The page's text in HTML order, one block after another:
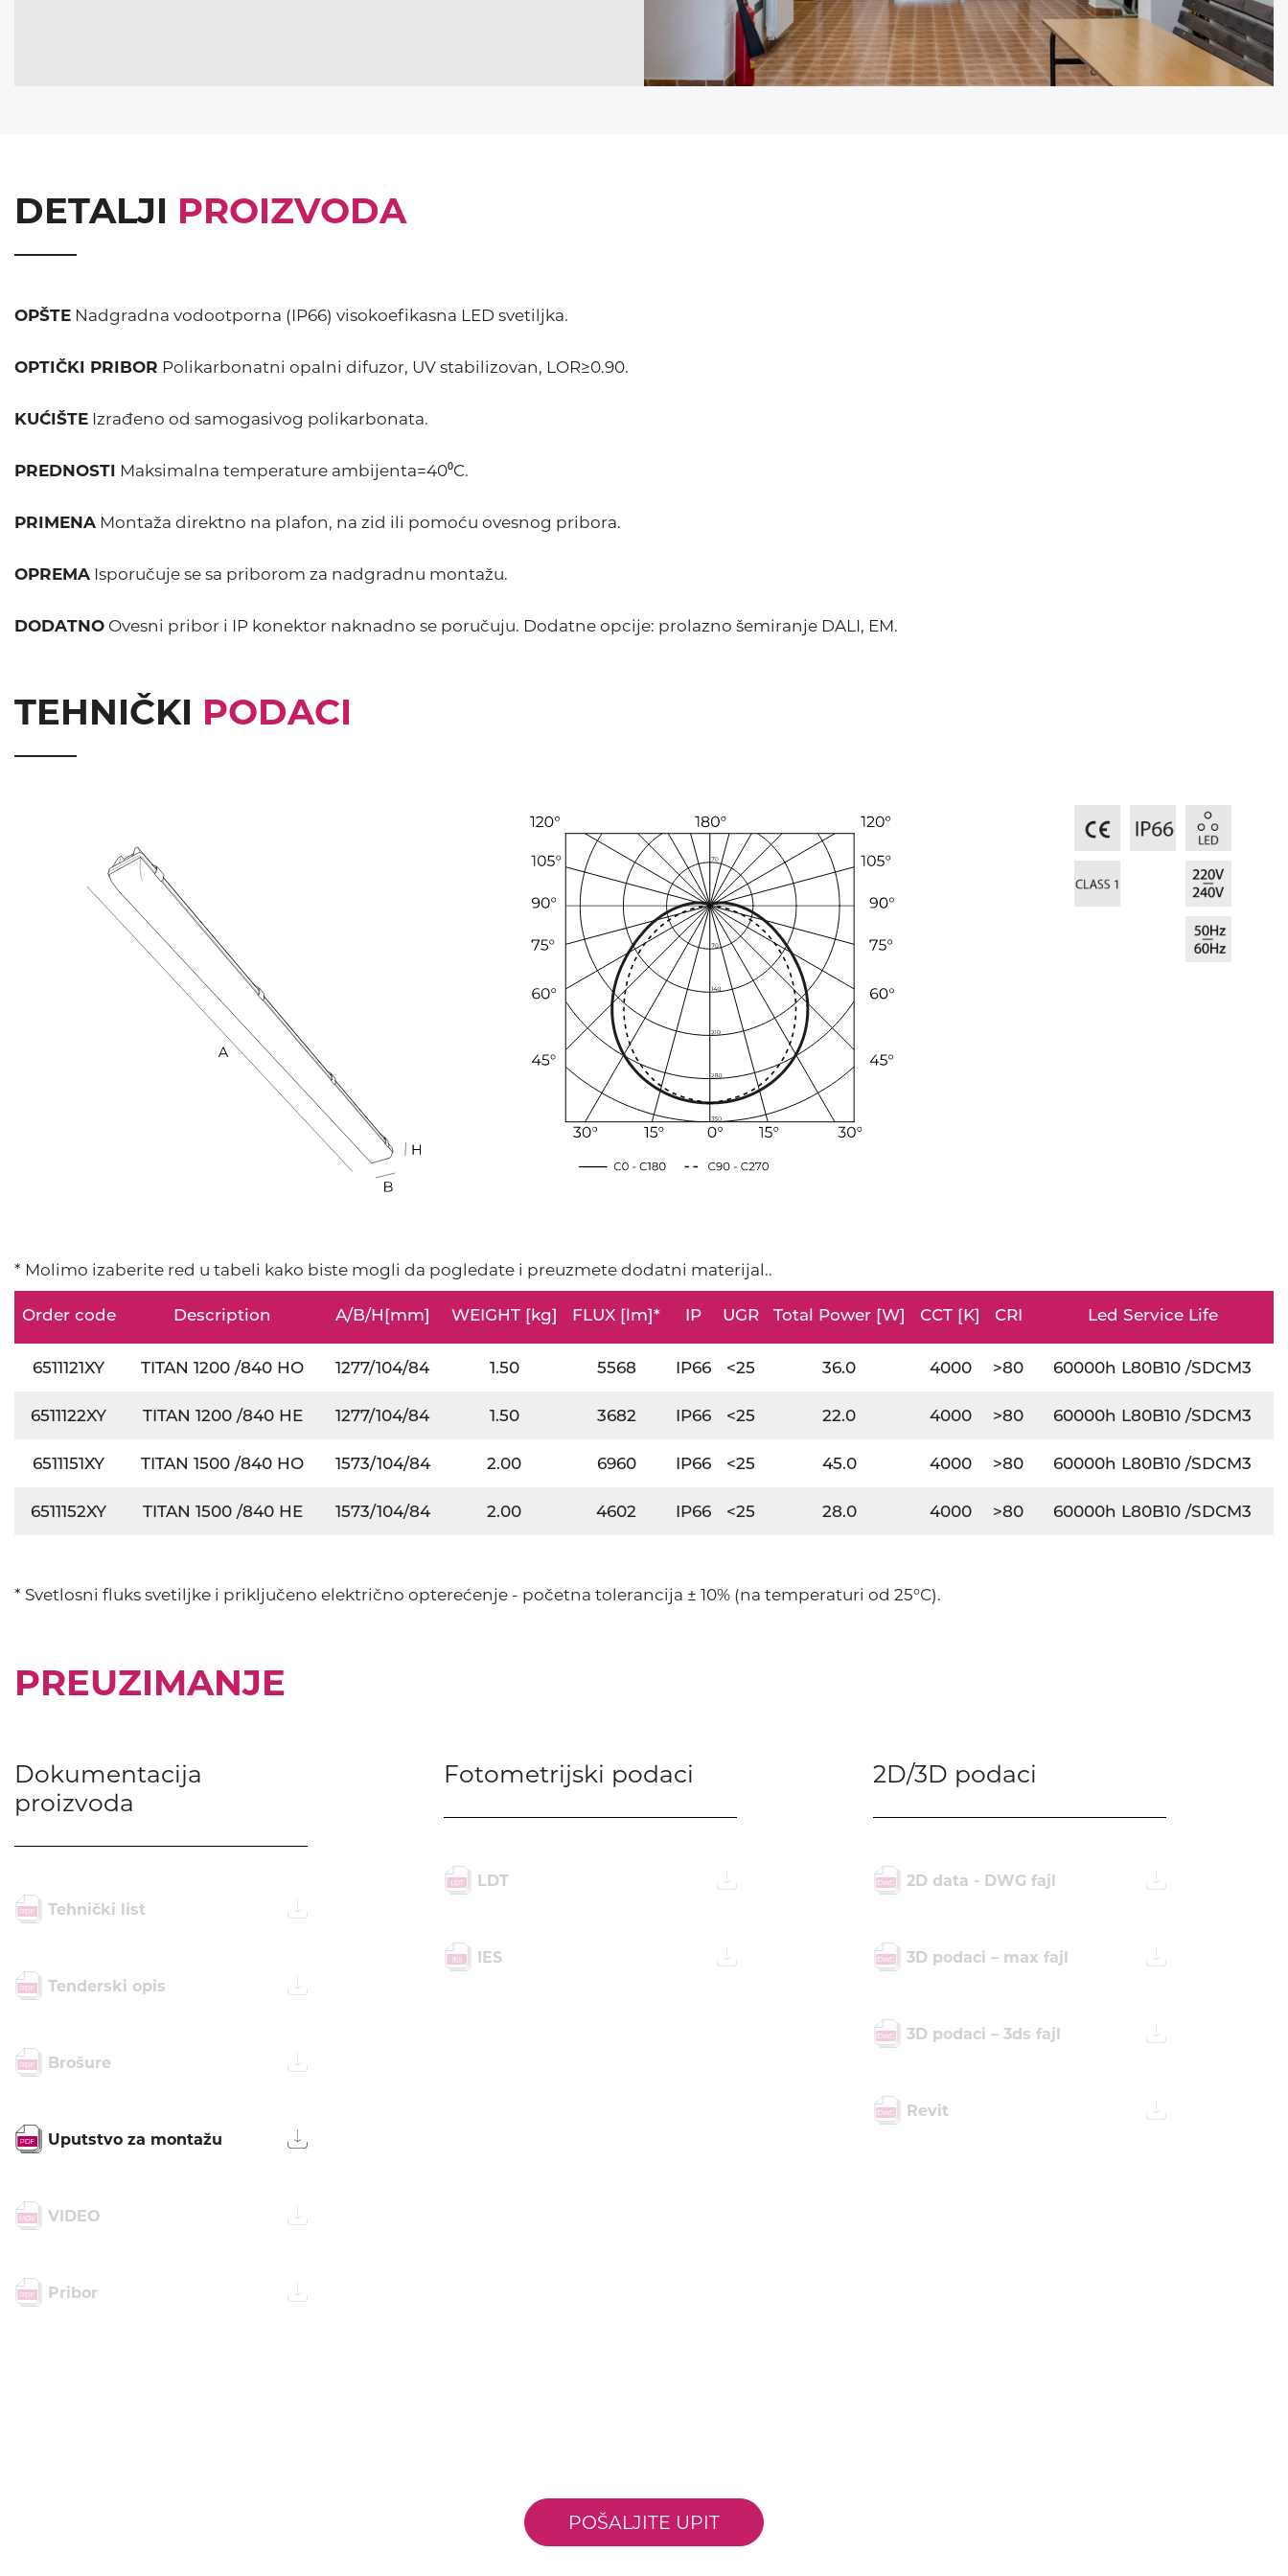
DETALJI PROIZVODA
OPŠTE Nadgradna vodootporna (IP66) visokoefikasna LED svetiljka.
OPTIČKI PRIBOR Polikarbonatni opalni difuzor, UV stabilizovan, LOR≥0.90.
KUĆIŠTE Izrađeno od samogasivog polikarbonata.
PREDNOSTI Maksimalna temperature ambijenta=40⁰C.
PRIMENA Montaža direktno na plafon, na zid ili pomoću ovesnog pribora.
OPREMA Isporučuje se sa priborom za nadgradnu montažu.
DODATNO Ovesni pribor i IP konektor naknadno se poručuju. Dodatne opcije: prolazno šemiranje DALI, EM.
TEHNIČKI PODACI
* Molimo izaberite red u tabeli kako biste mogli da pogledate i preuzmete dodatni materijal..
Order code Description A/B/H[mm] WEIGHT [kg] FLUX [lm]* IP UGR Total Power [W] CCT [K] CRI Led Service Life
6511121XY TITAN 1200 /840 HO 1277/104/84 1.50 5568 IP66 <25 36.0 4000 >80 60000h L80B10 /SDCM3
6511122XY TITAN 1200 /840 HE 1277/104/84 1.50 3682 IP66 <25 22.0 4000 >80 60000h L80B10 /SDCM3
6511151XY TITAN 1500 /840 HO 1573/104/84 2.00 6960 IP66 <25 45.0 4000 >80 60000h L80B10 /SDCM3
6511152XY TITAN 1500 /840 HE 1573/104/84 2.00 4602 IP66 <25 28.0 4000 >80 60000h L80B10 /SDCM3
* Svetlosni fluks svetiljke i priključeno električno opterećenje - početna tolerancija ± 10% (na temperaturi od 25°C).
PREUZIMANJE
Dokumentacija
proizvoda
Tehnički list
Tenderski opis
Brošure
Uputstvo za montažu
VIDEO
Pribor
Fotometrijski podaci
LDT
IES
2D/3D podaci
2D data - DWG fajl
3D podaci – max fajl
3D podaci – 3ds fajl
Revit
POŠALJITE UPIT